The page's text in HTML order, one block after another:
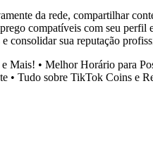
da rede, compartilhar
compatíveis com seu
consolidar sua reputação
Mais! • Melhor Horário para
• Tudo sobre TikTok Coins e